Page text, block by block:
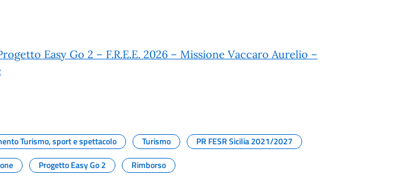
Easy Go 2 – F.R.E.E. 2026 – Missione Vaccaro Aurelio –
Turismo, sport e spettacolo Turismo
PR FESR Sicilia 2021/2027
Progetto Easy Go 2 Rimborso